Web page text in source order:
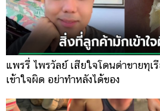
แพรรี่ ไพรวัลย์ เสียใจโดนด่าขายทุเ
เข้าใจผิด อย่าทำหลังได้ของ